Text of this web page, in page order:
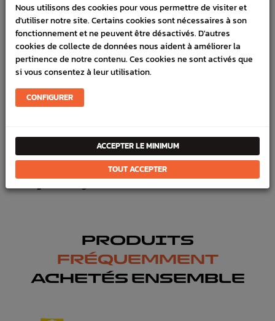
DÉTAILS DU PRODUIT
LIVRAISON
VÉHICULES COMPATIBLE
Marque :DENSO
En stock :51
FICHE TECHNIQUE
PRODUITS
FRÉQUEMMENT
ACHETÉS ENSEMBLE
Nous utilisons des cookies pour vous permettre de visiter et
d'utiliser notre site. Certains cookies sont nécessaires à son
fonctionnement et ne peuvent être désactivés. D'autres
cookies de collecte de données nous aident à améliorer la
pertinence de notre contenu. Ces cookies ne sont activés que
si vous consentez à leur utilisation.
CONFIGURER
ACCEPTER LE MINIMUM
TOUT ACCEPTER